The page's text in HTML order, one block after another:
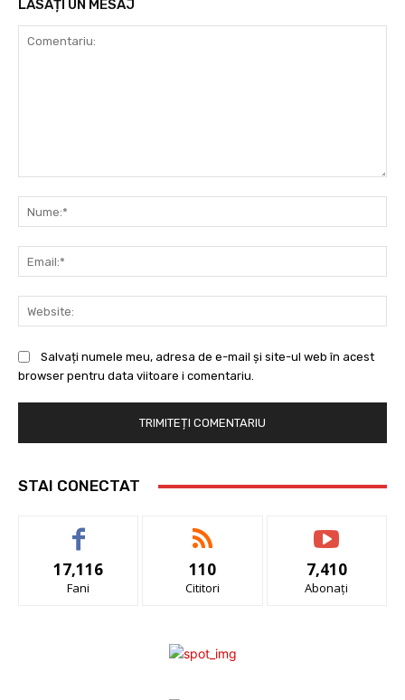
LĂSAȚI UN MESAJ
Salvați numele meu, adresa de e-mail și site-ul web în acest
browser pentru data viitoare i comentariu.
STAI CONECTAT
17,116
Fani
110
Cititori
7,410
Abonați